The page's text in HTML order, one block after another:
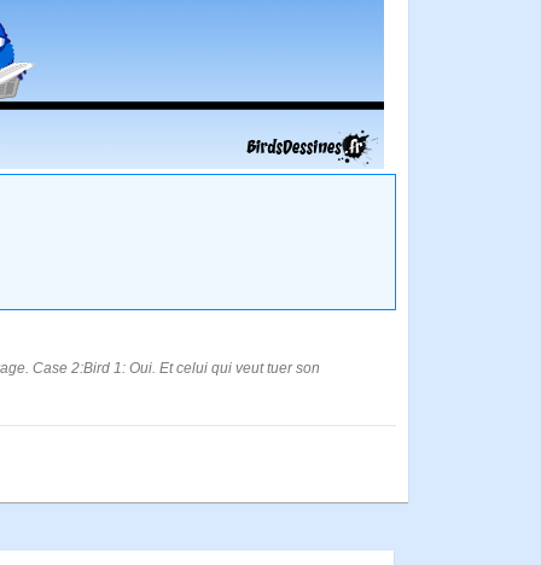
Case 2:Bird 1: Oui. Et celui qui veut tuer son